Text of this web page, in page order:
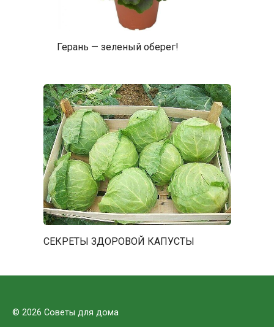
Герань — зеленый оберег!
СЕКРЕТЫ ЗДОРОВОЙ КАПУСТЫ
© 2026 Советы для дома